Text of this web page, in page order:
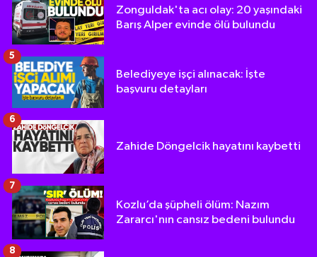
Zonguldak'ta acı olay: 20 yaşındaki
Barış Alper evinde ölü bulundu
Belediyeye işçi alınacak: İşte
başvuru detayları
5
Zahide Döngelcik hayatını kaybetti
6
Kozlu’da şüpheli ölüm: Nazım
Zararcı'nın cansız bedeni bulundu
7
8